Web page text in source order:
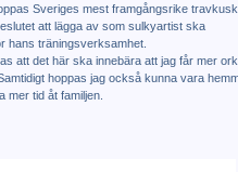
Sveriges mest framgångsrike travkusk
att lägga av som sulkyartist ska
hans träningsverksamhet.
att det här ska innebära att jag får mer ork
hoppas jag också kunna vara
mer tid åt familjen.